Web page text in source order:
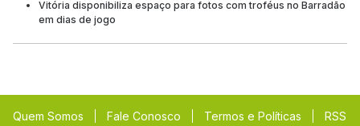
Vitória disponibiliza espaço para fotos com troféus no Barradão
em dias de jogo
Quem Somos Fale Conosco Termos e Políticas RSS